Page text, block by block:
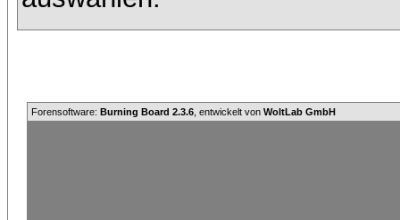
Forensoftware: Burning Board 2.3.6 , entwickelt von WoltLab GmbH